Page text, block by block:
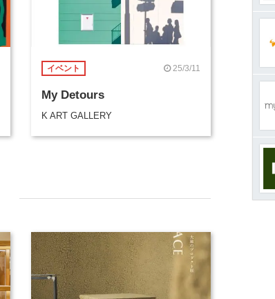
イベント 25/3/11
My Detours
K ART GALLERY